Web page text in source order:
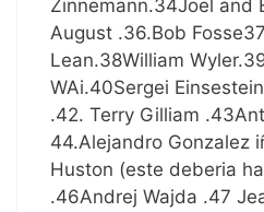
Zinnemann.34Joel and
August .36.Bob
Lean.38William
WAi.40Sergei
.42. Terry Gilliam
44.Alejandro Gonzalez
Huston (este deberia
.46Andrej Wajda .47